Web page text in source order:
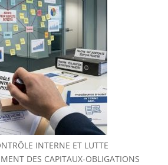
INTERNE ET LUTTE
DES CAPITAUX-OBLIGATIONS